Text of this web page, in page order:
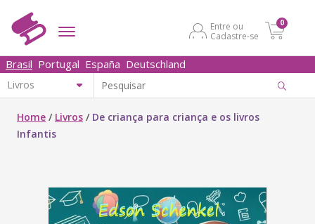
Entre ou
Cadastre-se
0
Brasil Portugal España Deutschland
Home / Livros / De criança para criança e os livros
Infantis